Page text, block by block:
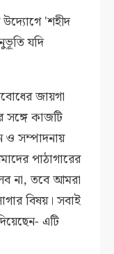
'শহীদ
যদি
জায়গা
সঙ্গে কাজটি
ও সম্পাদনায়
পাঠাগারের
না, তবে আমরা
বিষয়। সবাই
এটি